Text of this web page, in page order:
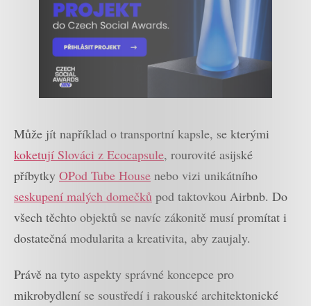
Může jít například o transportní kapsle, se kterými
koketují Slováci z Ecocapsule, rourovité asijské
příbytky OPod Tube House nebo vizi unikátního
seskupení malých domečků pod taktovkou Airbnb. Do
všech těchto objektů se navíc zákonitě musí promítat i
dostatečná modularita a kreativita, aby zaujaly.
Právě na tyto aspekty správné koncepce pro
mikrobydlení se soustředí i rakouské architektonické